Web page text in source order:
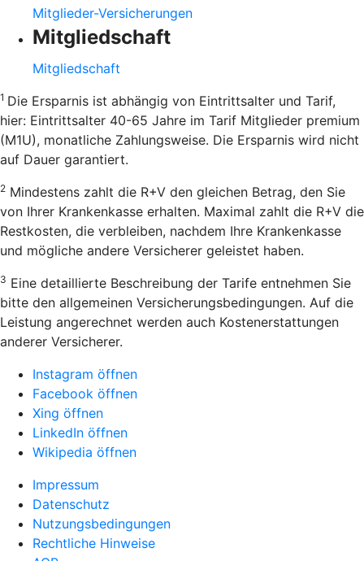
Mitglieder-Versicherungen
Mitgliedschaft
Mitgliedschaft
1 Die Ersparnis ist abhängig von Eintrittsalter und Tarif,
hier: Eintrittsalter 40-65 Jahre im Tarif Mitglieder premium
(M1U), monatliche Zahlungsweise. Die Ersparnis wird nicht
auf Dauer garantiert.
2 Mindestens zahlt die R+V den gleichen Betrag, den Sie
von Ihrer Krankenkasse erhalten. Maximal zahlt die R+V die
Restkosten, die verbleiben, nachdem Ihre Krankenkasse
und mögliche andere Versicherer geleistet haben.
3 Eine detaillierte Beschreibung der Tarife entnehmen Sie
bitte den allgemeinen Versicherungsbedingungen. Auf die
Leistung angerechnet werden auch Kostenerstattungen
anderer Versicherer.
Instagram öffnen
Facebook öffnen
Xing öffnen
LinkedIn öffnen
Wikipedia öffnen
Impressum
Datenschutz
Nutzungsbedingungen
Rechtliche Hinweise